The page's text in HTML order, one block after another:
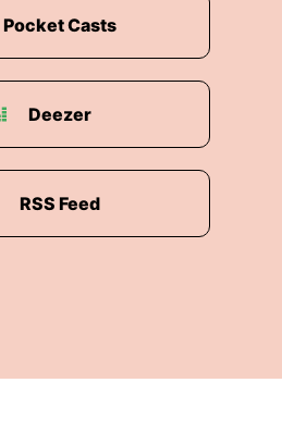
Pocket Casts
Deezer
RSS Feed